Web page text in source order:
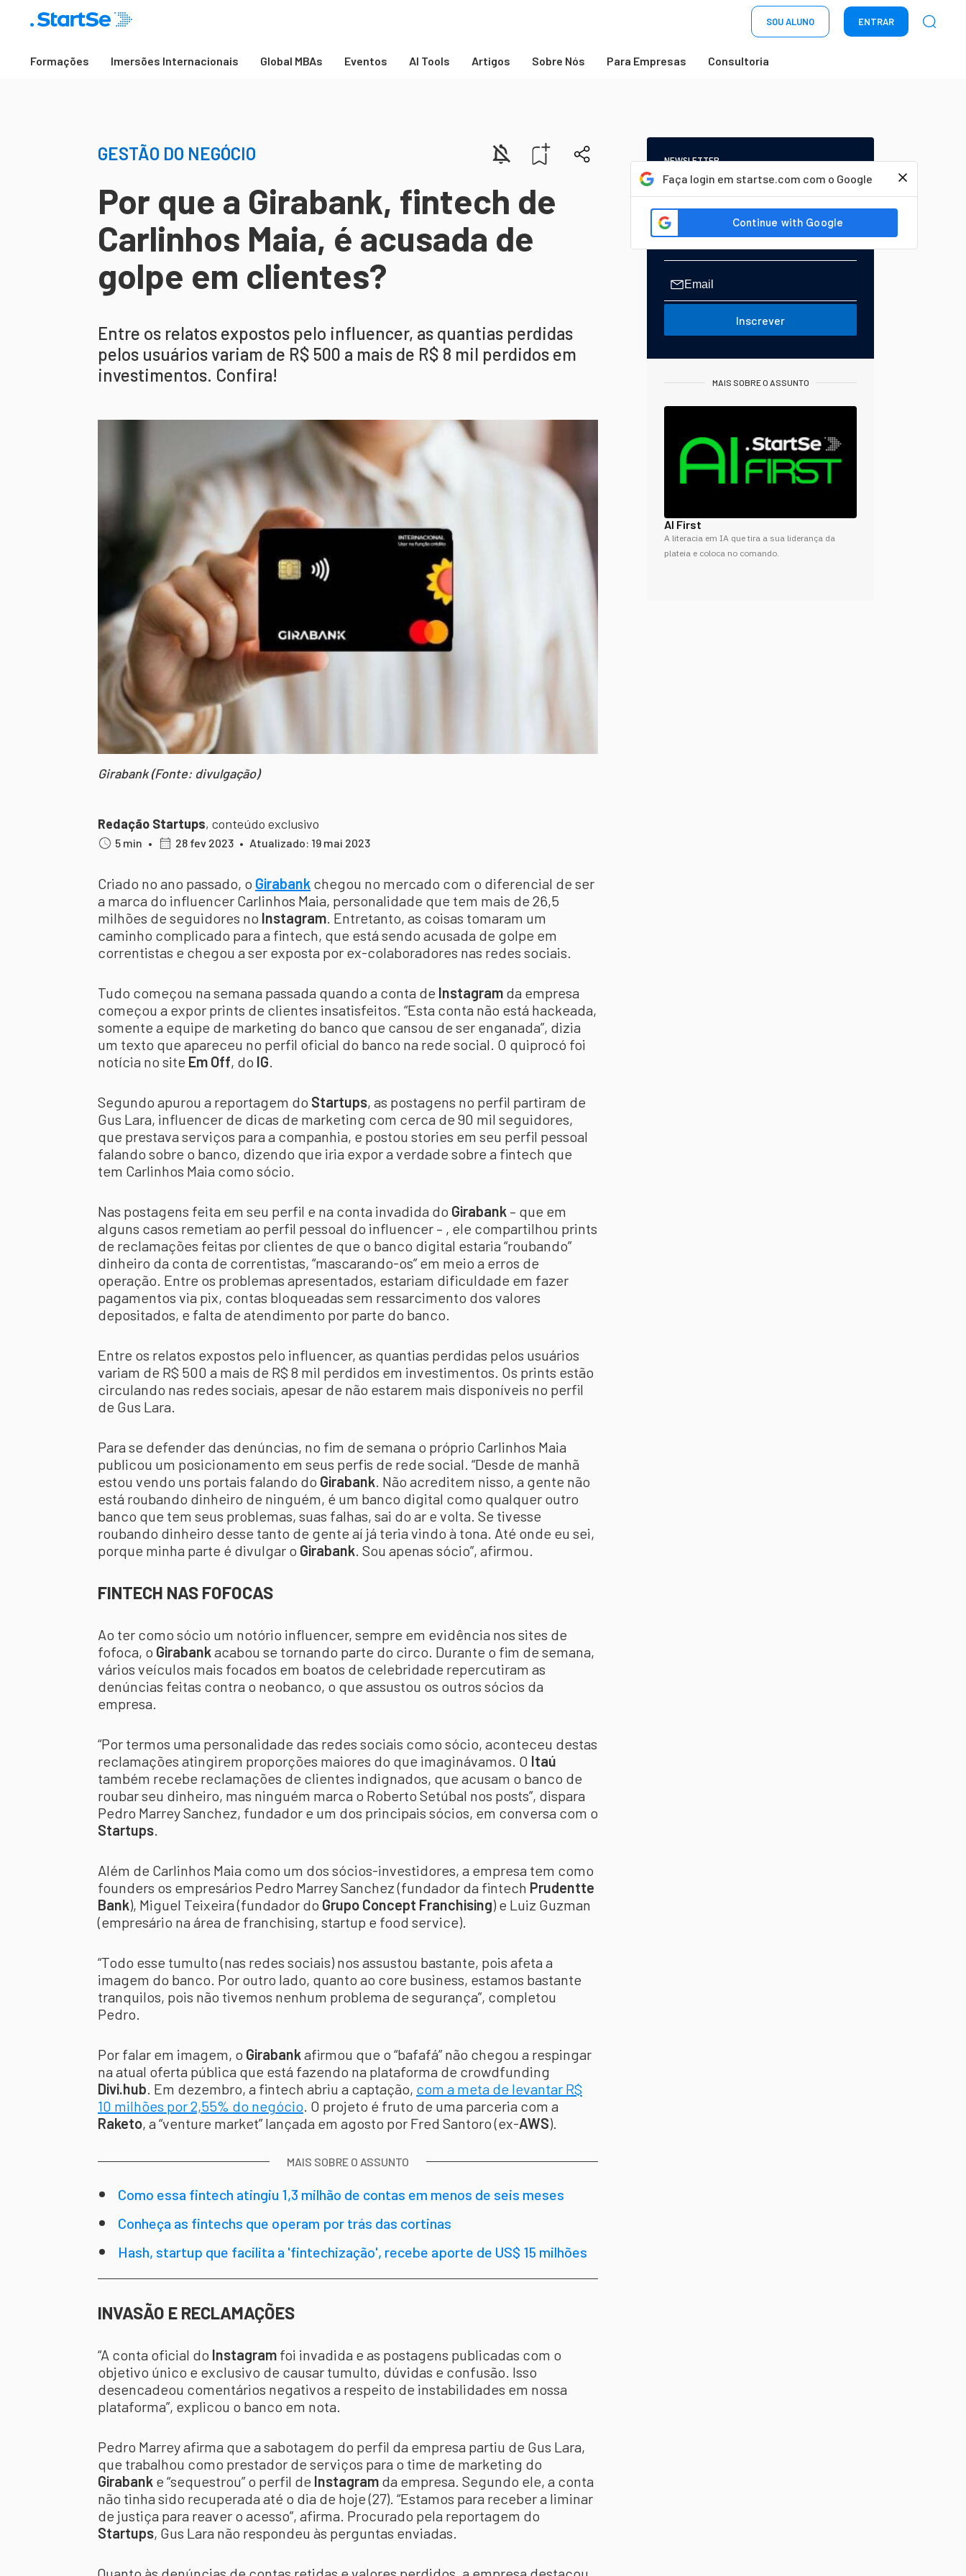
SOU ALUNO ENTRAR
Formações Imersões Internacionais Global MBAs Eventos AI Tools Artigos Sobre Nós Para Empresas Consultoria
Faça login em startse.com com o Google
GESTÃO DO NEGÓCIO
Por que a Girabank, fintech de
Carlinhos Maia, é acusada de
golpe em clientes?
Entre os relatos expostos pelo influencer, as quantias perdidas
pelos usuários variam de R$ 500 a mais de R$ 8 mil perdidos em
investimentos. Confira!
Girabank (Fonte: divulgação)
Redação Startups, conteúdo exclusivo
5 min • 28 fev 2023 • Atualizado: 19 mai 2023
Criado no ano passado, o Girabank chegou no mercado com o diferencial de ser
a marca do influencer Carlinhos Maia, personalidade que tem mais de 26,5
milhões de seguidores no Instagram. Entretanto, as coisas tomaram um
caminho complicado para a fintech, que está sendo acusada de golpe em
correntistas e chegou a ser exposta por ex-colaboradores nas redes sociais.
Tudo começou na semana passada quando a conta de Instagram da empresa
começou a expor prints de clientes insatisfeitos. “Esta conta não está hackeada,
somente a equipe de marketing do banco que cansou de ser enganada”, dizia
um texto que apareceu no perfil oficial do banco na rede social. O quiprocó foi
notícia no site Em Off, do IG.
Segundo apurou a reportagem do Startups, as postagens no perfil partiram de
Gus Lara, influencer de dicas de marketing com cerca de 90 mil seguidores,
que prestava serviços para a companhia, e postou stories em seu perfil pessoal
falando sobre o banco, dizendo que iria expor a verdade sobre a fintech que
tem Carlinhos Maia como sócio.
Nas postagens feita em seu perfil e na conta invadida do Girabank – que em
alguns casos remetiam ao perfil pessoal do influencer – , ele compartilhou prints
de reclamações feitas por clientes de que o banco digital estaria “roubando”
dinheiro da conta de correntistas, “mascarando-os” em meio a erros de
operação. Entre os problemas apresentados, estariam dificuldade em fazer
pagamentos via pix, contas bloqueadas sem ressarcimento dos valores
depositados, e falta de atendimento por parte do banco.
Entre os relatos expostos pelo influencer, as quantias perdidas pelos usuários
variam de R$ 500 a mais de R$ 8 mil perdidos em investimentos. Os prints estão
circulando nas redes sociais, apesar de não estarem mais disponíveis no perfil
de Gus Lara.
Para se defender das denúncias, no fim de semana o próprio Carlinhos Maia
publicou um posicionamento em seus perfis de rede social. “Desde de manhã
estou vendo uns portais falando do Girabank. Não acreditem nisso, a gente não
está roubando dinheiro de ninguém, é um banco digital como qualquer outro
banco que tem seus problemas, suas falhas, sai do ar e volta. Se tivesse
roubando dinheiro desse tanto de gente aí já teria vindo à tona. Até onde eu sei,
porque minha parte é divulgar o Girabank. Sou apenas sócio”, afirmou.
FINTECH NAS FOFOCAS
Ao ter como sócio um notório influencer, sempre em evidência nos sites de
fofoca, o Girabankacabou se tornando parte do circo. Durante o fim de semana,
vários veículos mais focados em boatos de celebridade repercutiram as
denúncias feitas contra o neobanco, o que assustou os outros sócios da
empresa.
“Por termos uma personalidade das redes sociais como sócio, aconteceu destas
reclamações atingirem proporções maiores do que imaginávamos. O Itaú
também recebe reclamações de clientes indignados, que acusam o banco de
roubar seu dinheiro, mas ninguém marca o Roberto Setúbal nos posts”, dispara
Pedro Marrey Sanchez, fundador e um dos principais sócios, em conversa com o
Startups.
Além de Carlinhos Maia como um dos sócios-investidores, a empresa tem como
founders os empresários Pedro Marrey Sanchez (fundador da fintech Prudentte
Bank), Miguel Teixeira (fundador do Grupo Concept Franchising) e Luiz Guzman
(empresário na área de franchising, startup e food service).
“Todo esse tumulto (nas redes sociais) nos assustou bastante, pois afeta a
imagem do banco. Por outro lado, quanto ao core business, estamos bastante
tranquilos, pois não tivemos nenhum problema de segurança”, completou
Pedro.
Por falar em imagem, o Girabankafirmou que o “bafafá” não chegou a respingar
na atual oferta pública que está fazendo na plataforma de crowdfunding
Divi.hub. Em dezembro, a fintech abriu a captação, com a meta de levantar R$
10 milhões por 2,55% do negócio. O projeto é fruto de uma parceria com a
Raketo, a “venture market” lançada em agosto por Fred Santoro (ex-AWS).
MAIS SOBRE O ASSUNTO
Como essa fintech atingiu 1,3 milhão de contas em menos de seis meses
Conheça as fintechs que operam por trás das cortinas
Hash, startup que facilita a 'fintechização', recebe aporte de US$ 15 milhões
INVASÃO E RECLAMAÇÕES
“A conta oficial do Instagram foi invadida e as postagens publicadas com o
objetivo único e exclusivo de causar tumulto, dúvidas e confusão. Isso
desencadeou comentários negativos a respeito de instabilidades em nossa
plataforma”, explicou o banco em nota.
Pedro Marrey afirma que a sabotagem do perfil da empresa partiu de Gus Lara,
que trabalhou como prestador de serviços para o time de marketing do
Girabank e “sequestrou” o perfil de Instagram da empresa. Segundo ele, a conta
não tinha sido recuperada até o dia de hoje (27). “Estamos para receber a liminar
de justiça para reaver o acesso”, afirma. Procurado pela reportagem do
Startups, Gus Lara não respondeu às perguntas enviadas.
NEWSLETTER
Start Seu dia:
A Newsletter do AGORA!
Inscrever
MAIS SOBRE O ASSUNTO
AI First
A literacia em IA que tira a sua liderança da
plateia e coloca no comando.